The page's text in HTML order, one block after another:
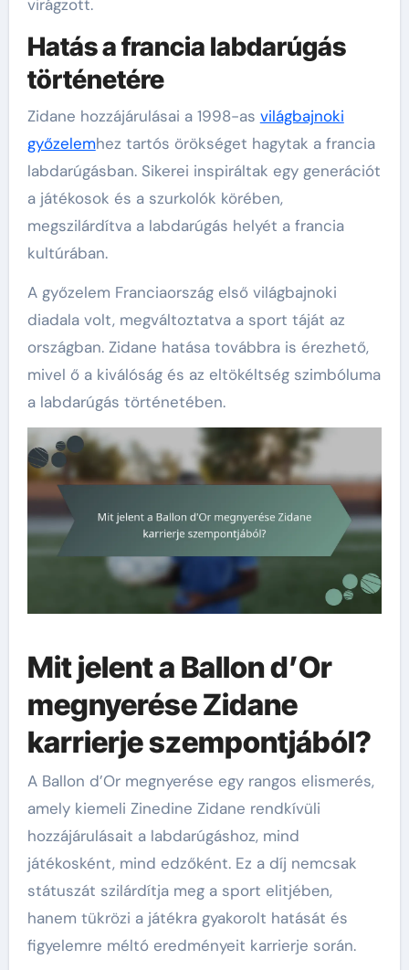
virágzott.
Hatás a francia labdarúgás
történetére
Zidane hozzájárulásai a 1998-as világbajnoki
győzelemhez tartós örökséget hagytak a francia
labdarúgásban. Sikerei inspiráltak egy generációt
a játékosok és a szurkolók körében,
megszilárdítva a labdarúgás helyét a francia
kultúrában.
A győzelem Franciaország első világbajnoki
diadala volt, megváltoztatva a sport táját az
országban. Zidane hatása továbbra is érezhető,
mivel ő a kiválóság és az eltökéltség szimbóluma
a labdarúgás történetében.
Mit jelent a Ballon d’Or
megnyerése Zidane
karrierje szempontjából?
A Ballon d’Or megnyerése egy rangos elismerés,
amely kiemeli Zinedine Zidane rendkívüli
hozzájárulásait a labdarúgáshoz, mind
játékosként, mind edzőként. Ez a díj nemcsak
státuszát szilárdítja meg a sport elitjében,
hanem tükrözi a játékra gyakorolt hatását és
figyelemre méltó eredményeit karrierje során.